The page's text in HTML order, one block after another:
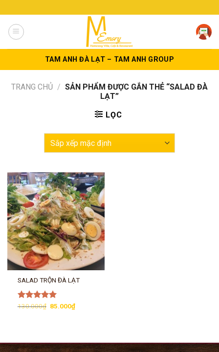
to
content
TAM ANH ĐÀ LẠT – TAM ANH GROUP
TRANG CHỦ / SẢN PHẨM ĐƯỢC GẮN THẺ “SALAD ĐÀ
LẠT”
LỌC
SALAD TRỘN ĐÀ LẠT
Được xếp
130.000₫ Giá
85.000₫Giá
hiện